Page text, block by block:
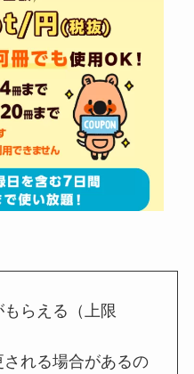
らえる（上限
れる場合があるの